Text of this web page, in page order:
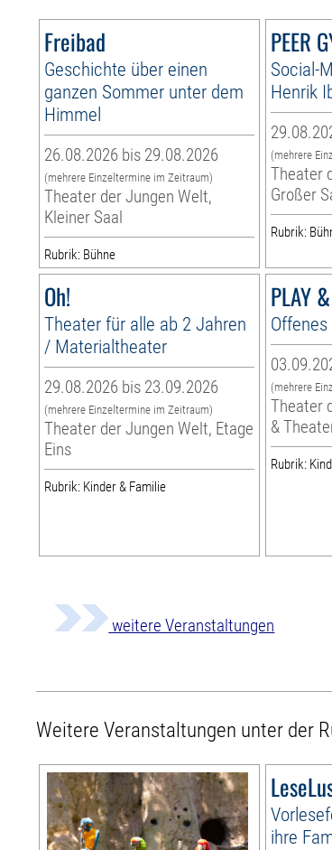
Freibad
Geschichte über einen
ganzen Sommer unter dem
Himmel
26.08.2026 bis 29.08.2026
(mehrere Einzeltermine im Zeitraum)
Theater der Jungen Welt,
Kleiner Saal
Rubrik: Bühne
PEER
Social-
Henrik
(mehrere
Theater
Großer
Rubrik:
Oh!
Theater für alle ab 2 Jahren
/ Materialtheater
29.08.2026 bis 23.09.2026
(mehrere Einzeltermine im Zeitraum)
Theater der Jungen Welt, Etage
Eins
Rubrik: Kinder & Familie
PLAY
(mehrere
Theater
&
Rubrik:
weitere Veranstaltungen
Weitere Veranstaltungen unter der
ihre